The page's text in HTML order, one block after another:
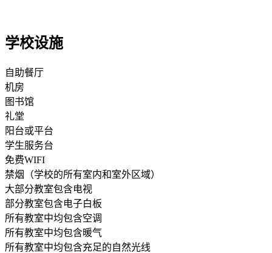
学校设施
自助餐厅
机房
图书馆
礼堂
阳台或平台
学生服务台
免费WIFI
禁烟（学校的所有室内和室外区域）
大部分教室包含电视
部分教室包含电子白板
所有教室中均包含空调
所有教室中均包含暖气
所有教室中均包含充足的自然光线